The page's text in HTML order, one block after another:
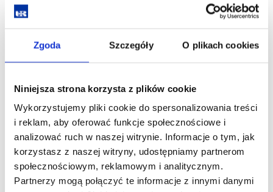
Zgoda Szczegóły O plikach cookies
Niniejsza strona korzysta z plików cookie
Wykorzystujemy pliki cookie do spersonalizowania treści
i reklam, aby oferować funkcje społecznościowe i
analizować ruch w naszej witrynie. Informacje o tym, jak
korzystasz z naszej witryny, udostępniamy partnerom
społecznościowym, reklamowym i analitycznym.
Partnerzy mogą połączyć te informacje z innymi danymi
Sztuczna inteligencja
zobacz więcej
Zarządzanie, materiały i technologie w energetyce
zobacz więcej